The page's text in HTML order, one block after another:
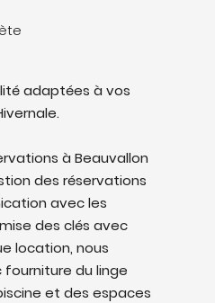
adaptées à vos
à Beauvallon
des réservations
avec les
des clés avec
location, nous
du linge
et des espaces